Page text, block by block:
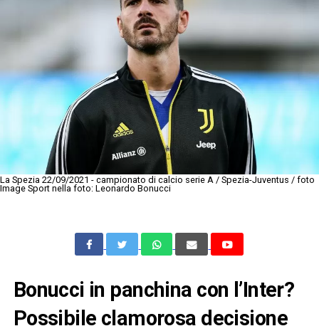
La Spezia 22/09/2021 - campionato di calcio serie A / Spezia-Juventus / foto
Image Sport nella foto: Leonardo Bonucci
Bonucci in panchina con l’Inter?
Possibile clamorosa decisione